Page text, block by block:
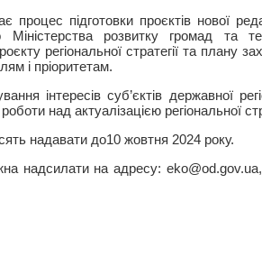
процес підготовки проєктів нової
Міністерства розвитку громад та
регіональної стратегії та
і пріоритетам.
інтересів суб’єктів державної
над актуалізацією регіональної
надавати до10 жовтня 2024 року.
надсилати на адресу: